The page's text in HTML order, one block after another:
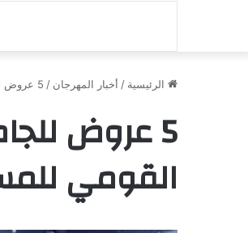
الرئيسية / أخبار المهرجان / 5 عروض للجامعات المصرية في المهرجان القومي للمسرح المصري
5 عروض
القومي